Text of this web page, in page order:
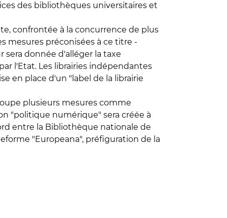
des bibliothèques universitaires et
confrontée à la concurrence de plus
mesures préconisées à ce titre -
sera donnée d'alléger la taxe
l'Etat. Les librairies indépendantes
en place d'un "label de la librairie
plusieurs mesures comme
"politique numérique" sera créée à
entre la Bibliothèque nationale de
"Europeana", préfiguration de la